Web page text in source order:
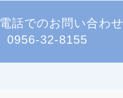
電話でのお問い合わせ
0956-32-8155